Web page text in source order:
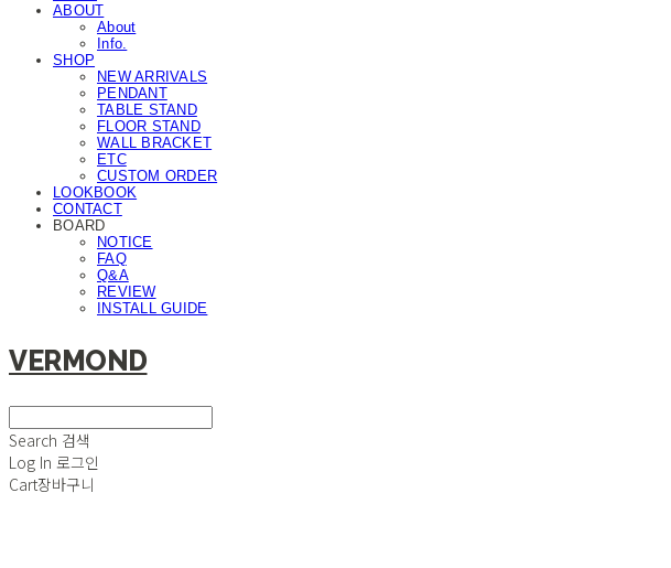
ABOUT
About
Info.
SHOP
NEW ARRIVALS
PENDANT
TABLE STAND
FLOOR STAND
WALL BRACKET
ETC
CUSTOM ORDER
LOOKBOOK
CONTACT
BOARD
NOTICE
FAQ
Q&A
REVIEW
INSTALL GUIDE
VERMOND
Search 검색
Log In 로그인
Cart장바구니